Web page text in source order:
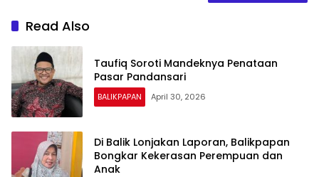
Read Also
Taufiq Soroti Mandeknya Penataan
Pasar Pandansari
BALIKPAPAN April 30, 2026
Di Balik Lonjakan Laporan, Balikpapan
Bongkar Kekerasan Perempuan dan
Anak